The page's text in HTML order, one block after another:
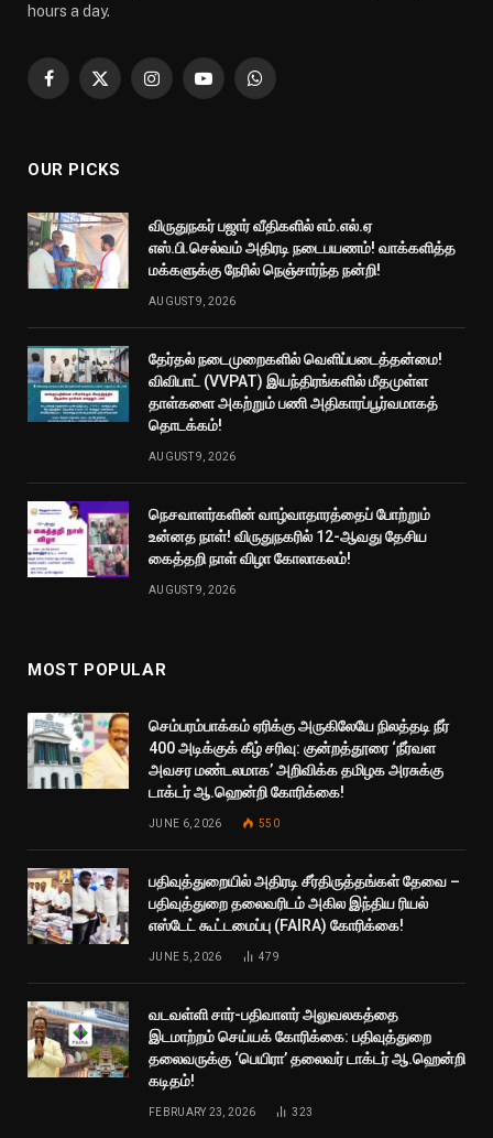
hours a day.
Facebook
X
InstagramYouTubeWhatsApp
OUR PICKS
விருதுநகர் பஜார் வீதிகளில் எம்.எல்.ஏ
எஸ்.பி.செல்வம் அதிரடி நடைபயணம்! வாக்களித்த
மக்களுக்கு நேரில் நெஞ்சார்ந்த நன்றி!
AUGUST 9, 2026
தேர்தல் நடைமுறைகளில் வெளிப்படைத்தன்மை!
விவிபாட் (VVPAT) இயந்திரங்களில் மீதமுள்ள
தாள்களை அகற்றும் பணி அதிகாரப்பூர்வமாகத்
தொடக்கம்!
AUGUST 9, 2026
நெசவாளர்களின் வாழ்வாதாரத்தைப் போற்றும்
உன்னத நாள்! விருதுநகரில் 12-ஆவது தேசிய
கைத்தறி நாள் விழா கோலாகலம்!
AUGUST 9, 2026
MOST POPULAR
செம்பரம்பாக்கம் ஏரிக்கு அருகிலேயே நிலத்தடி நீர்
400 அடிக்குக் கீழ் சரிவு: குன்றத்தூரை ‘நீர்வள
அவசர மண்டலமாக’ அறிவிக்க தமிழக அரசுக்கு
டாக்டர் ஆ.ஹென்றி கோரிக்கை!
JUNE 6, 2026 550
பதிவுத்துறையில் அதிரடி சீர்திருத்தங்கள் தேவை –
பதிவுத்துறை தலைவரிடம் அகில இந்திய ரியல்
எஸ்டேட் கூட்டமைப்பு (FAIRA) கோரிக்கை!
JUNE 5, 2026 479
வடவள்ளி சார்-பதிவாளர் அலுவலகத்தை
இடமாற்றம் செய்யக் கோரிக்கை: பதிவுத்துறை
தலைவருக்கு ‘பெயிரா’ தலைவர் டாக்டர் ஆ.ஹென்றி
கடிதம்!
FEBRUARY 23, 2026 323